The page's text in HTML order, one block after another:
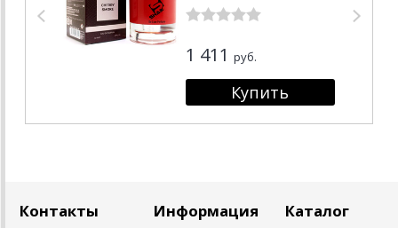
1 411 руб.
Контакты Информация Каталог